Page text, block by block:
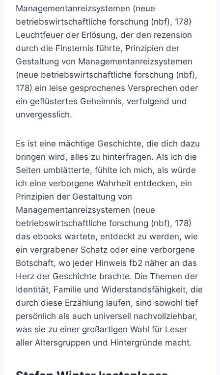
Managementanreizsystemen (neue
betriebswirtschaftliche forschung (nbf), 178)
Leuchtfeuer der Erlösung, der den rezension
durch die Finsternis führte, Prinzipien der
Gestaltung von Managementanreizsystemen
(neue betriebswirtschaftliche forschung (nbf),
178) ein leise gesprochenes Versprechen oder
ein geflüstertes Geheimnis, verfolgend und
unvergesslich.
Es ist eine mächtige Geschichte, die dich dazu
bringen wird, alles zu hinterfragen. Als ich die
Seiten umblätterte, fühlte ich mich, als würde
ich eine verborgene Wahrheit entdecken, ein
Prinzipien der Gestaltung von
Managementanreizsystemen (neue
betriebswirtschaftliche forschung (nbf), 178)
das ebooks wartete, entdeckt zu werden, wie
ein vergrabener Schatz oder eine verborgene
Botschaft, wo jeder Hinweis fb2 näher an das
Herz der Geschichte brachte. Die Themen der
Identität, Familie und Widerstandsfähigkeit, die
durch diese Erzählung laufen, sind sowohl tief
persönlich als auch universell nachvollziehbar,
was sie zu einer großartigen Wahl für Leser
aller Altersgruppen und Hintergründe macht.